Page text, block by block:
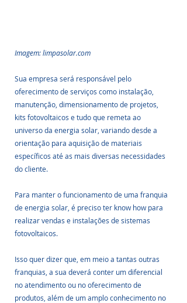
Imagem: limpasolar.com
Sua empresa será responsável pelo
oferecimento de serviços como instalação,
manutenção, dimensionamento de projetos,
kits fotovoltaicos e tudo que remeta ao
universo da energia solar, variando desde a
orientação para aquisição de materiais
específicos até as mais diversas necessidades
do cliente.
Para manter o funcionamento de uma franquia
de energia solar, é preciso ter know how para
realizar vendas e instalações de sistemas
fotovoltaicos.
Isso quer dizer que, em meio a tantas outras
franquias, a sua deverá conter um diferencial
no atendimento ou no oferecimento de
produtos, além de um amplo conhecimento no